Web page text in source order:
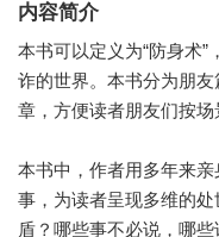
内容简介
本书可以定义为“防身术
诈的世界。本书分为朋
章，方便读者朋友们按场
本书中，作者用多年来
事，为读者呈现多维的
盾？哪些事不必说，哪